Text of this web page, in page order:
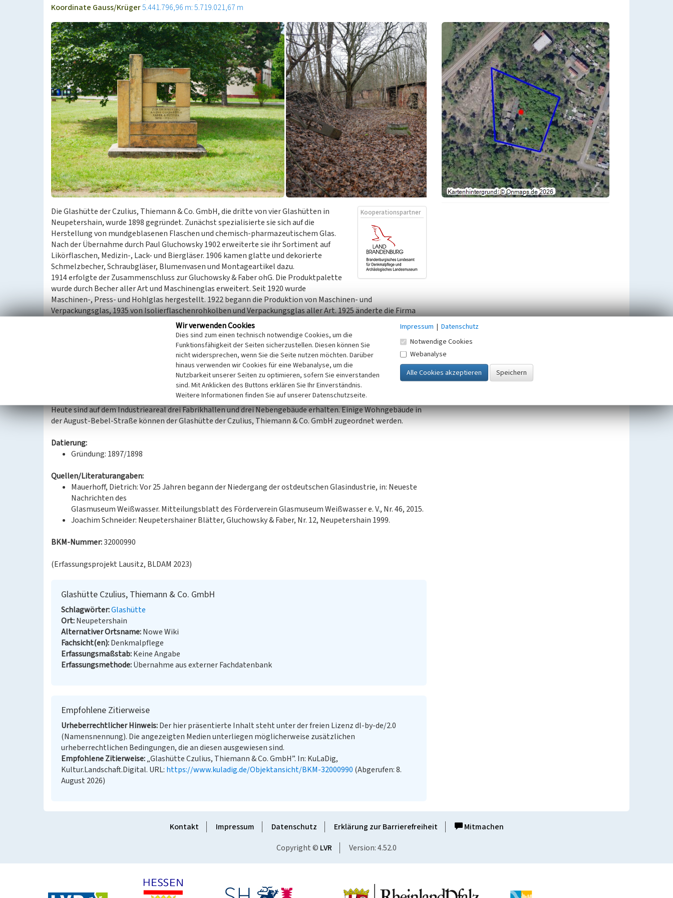
Koordinate Gauss/Krüger5.441.796,96 m: 5.719.021,67 m
Kooperationspartner
Die Glashütte der Czulius, Thiemann & Co. GmbH, die dritte von vier Glashütten in
Neupetershain, wurde 1898 gegründet. Zunächst spezialisierte sie sich auf die
Herstellung von mundgeblasenen Flaschen und chemisch-pharmazeutischem Glas.
Nach der Übernahme durch Paul Gluchowsky 1902 erweiterte sie ihr Sortiment auf
Likörflaschen, Medizin-, Lack- und Biergläser. 1906 kamen glatte und dekorierte
Schmelzbecher, Schraubgläser, Blumenvasen und Montageartikel dazu.
1914 erfolgte der Zusammenschluss zur Gluchowsky & Faber ohG. Die Produktpalette
wurde durch Becher aller Art und Maschinenglas erweitert. Seit 1920 wurde
Maschinen-, Press- und Hohlglas hergestellt. 1922 begann die Produktion von Maschinen- und
Verpackungsglas, 1935 von Isolierflaschenrohkolben und Verpackungsglas aller Art. 1925 änderte die Firma
ihren Namen in Gluchowsky & Faber KG.
1950 spezialisierte sich die Glashütte auf Behälterglas, dann fusionierte sie mit der benachbarten Glashütte
Martin Putzler KG zum Glaswerk Neupetershain KG und begann mit der Produktion von Thermoscheiben.
1975 wurde das Werk in den VEB Beleuchtungsglaswerk Neupetershain umgewandelt und produzierte fortan
halbautomatisch Flaschen, Gewindegläser, Kugeln und Armaturengläser. Als Außenstelle Neupetershain
gehörte das Werk bis 1986 zum VEB Beleuchtungsglaswerk Dresden.
Nach Stilllegung erwarb der VEB Braunkohlenbohrungen und Schachtbau Welzow das Gelände. Bis 1992 war
zum Großteil der Rückbau der Anlage erfolgt.
Heute sind auf dem Industrieareal drei Fabrikhallen und drei Nebengebäude erhalten. Einige Wohngebäude in
der August-Bebel-Straße können der Glashütte der Czulius, Thiemann & Co. GmbH zugeordnet werden.
Datierung:
Gründung: 1897/1898
Quellen/Literaturangaben:
Mauerhoff, Dietrich: Vor 25 Jahren begann der Niedergang der ostdeutschen Glasindustrie, in: Neueste
Nachrichten des
Glasmuseum Weißwasser. Mitteilungsblatt des Förderverein Glasmuseum Weißwasser e. V., Nr. 46, 2015.
Joachim Schneider: Neupetershainer Blätter, Gluchowsky & Faber, Nr. 12, Neupetershain 1999.
BKM-Nummer:32000990
(Erfassungsprojekt Lausitz, BLDAM 2023)
Glashütte Czulius, Thiemann & Co. GmbH
Schlagwörter Glashütte
Ort Neupetershain
Alternativer Ortsname Nowe Wiki
Fachsicht(en) Denkmalpflege
Erfassungsmaßstab Keine Angabe
Erfassungsmethode Übernahme aus externer Fachdatenbank
Empfohlene Zitierweise
Urheberrechtlicher Hinweis Der hier präsentierte Inhalt steht unter der freien Lizenz dl-by-de/2.0
(Namensnennung). Die angezeigten Medien unterliegen möglicherweise zusätzlichen
urheberrechtlichen Bedingungen, die an diesen ausgewiesen sind.
Empfohlene Zitierweise „Glashütte Czulius, Thiemann & Co. GmbH”. In: KuLaDig,
Kultur.Landschaft.Digital. URL: https://www.kuladig.de/Objektansicht/BKM-32000990 (Abgerufen: 8.
August 2026)
Kontakt Impressum Datenschutz Erklärung zur Barrierefreiheit
Mitmachen
Copyright © LVR Version: 4.52.0
Wir verwenden Cookies
Dies sind zum einen technisch notwendige Cookies, um die
Funktionsfähigkeit der Seiten sicherzustellen. Diesen können Sie
nicht widersprechen, wenn Sie die Seite nutzen möchten. Darüber
hinaus verwenden wir Cookies für eine Webanalyse, um die
Nutzbarkeit unserer Seiten zu optimieren, sofern Sie einverstanden
sind. Mit Anklicken des Buttons erklären Sie Ihr Einverständnis.
Weitere Informationen finden Sie auf unserer Datenschutzseite.
Impressum | Datenschutz
Notwendige Cookies
Webanalyse